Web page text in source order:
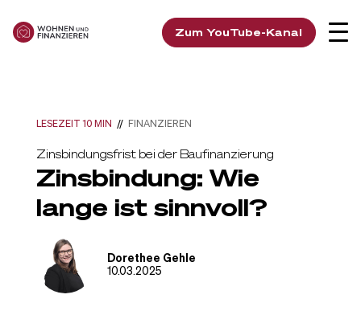
Zum YouTube-Kanal
LESEZEIT 10 MIN // FINANZIEREN
Zinsbindungsfrist bei der Baufinanzierung
Zinsbindung: Wie
lange ist sinnvoll?
Dorethee Gehle
10.03.2025